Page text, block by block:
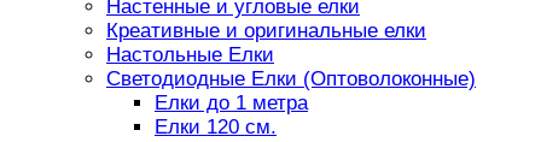
Настенные и угловые елки
Креативные и оригинальные елки
Настольные Елки
Светодиодные Елки (Оптоволоконные)
Елки до 1 метра
Елки 120 см.